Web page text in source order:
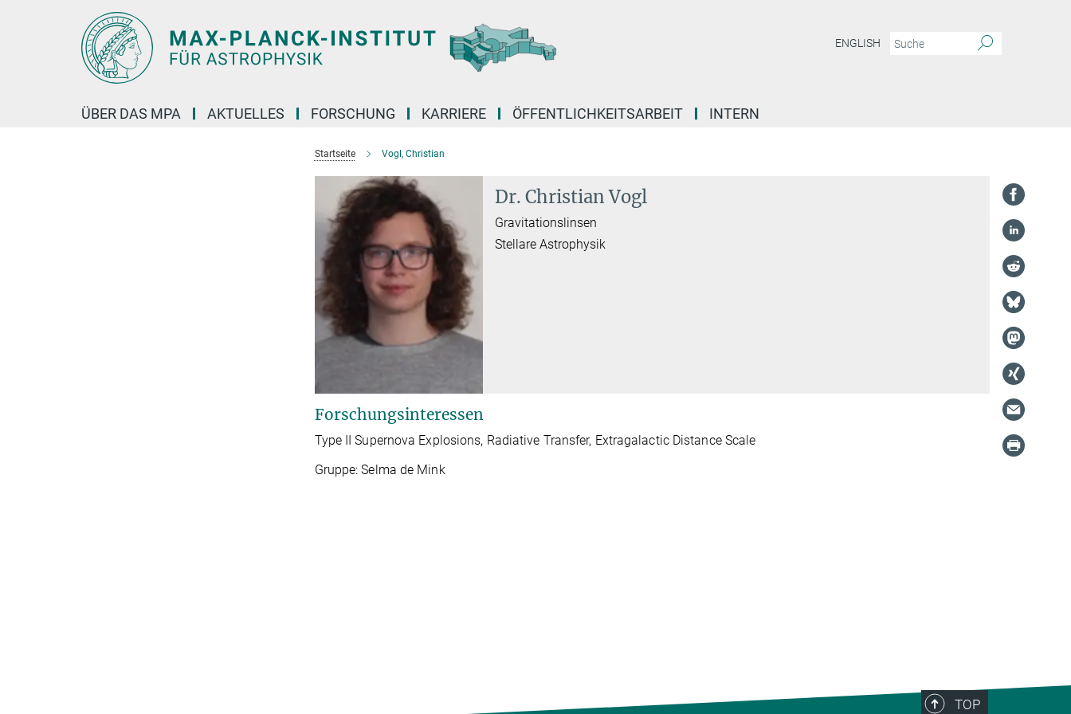
ENGLISH
ÜBER DAS MPA AKTUELLES FORSCHUNG KARRIERE ÖFFENTLICHKEITSARBEIT INTERN
Startseite Vogl, Christian
Dr. Christian Vogl
Gravitationslinsen
Stellare Astrophysik
Forschungsinteressen
Type II Supernova Explosions, Radiative Transfer, Extragalactic Distance Scale
Gruppe: Selma de Mink
TOP